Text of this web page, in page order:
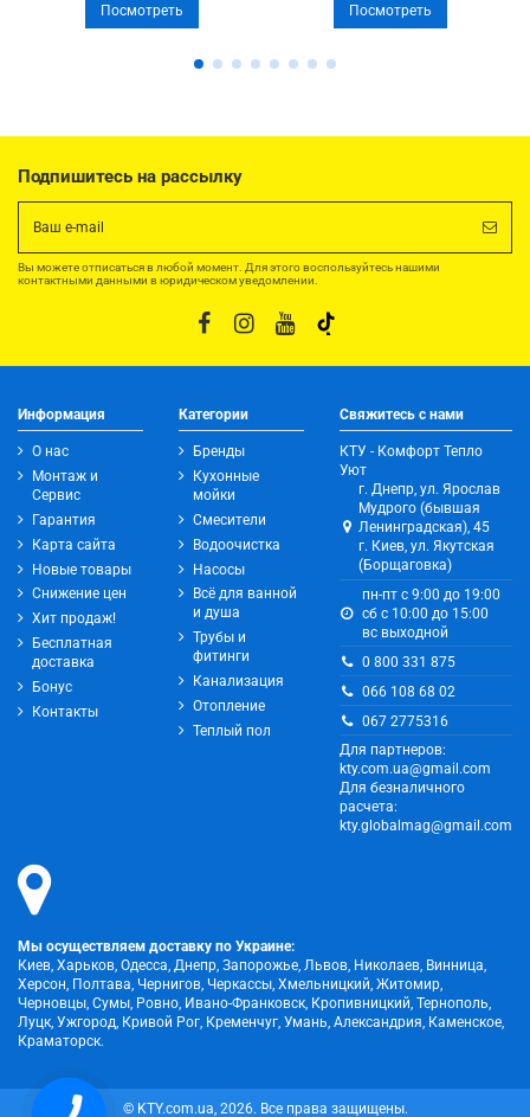
Посмотреть Посмотреть
Подпишитесь на рассылку
Вы можете отписаться в любой момент. Для этого воспользуйтесь нашими
контактными данными в юридическом уведомлении.
Информация
О нас
Монтаж и
Сервис
Гарантия
Карта сайта
Новые товары
Снижение цен
Хит продаж!
Бесплатная
доставка
Бонус
Контакты
Категории
Бренды
Кухонные
мойки
Смесители
Водоочистка
Насосы
Всё для ванной
и душа
Трубы и
фитинги
Канализация
Отопление
Теплый пол
Свяжитесь с нами
КТУ - Комфорт Тепло
Уют
г. Днепр, ул. Ярослав
Мудрого (бывшая
Ленинградская), 45
г. Киев, ул. Якутская
(Борщаговка)
пн-пт с 9:00 до 19:00
сб с 10:00 до 15:00
вс выходной
0 800 331 875
066 108 68 02
067 2775316
Для партнеров:
kty.com.ua@gmail.com
Для безналичного
расчета:
kty.globalmag@gmail.com
Мы осуществляем доставку по Украине:
Киев, Харьков, Одесса, Днепр, Запорожье, Львов, Николаев, Винница,
Херсон, Полтава, Чернигов, Черкассы, Хмельницкий, Житомир,
Черновцы, Сумы, Ровно, Ивано-Франковск, Кропивницкий, Тернополь,
Луцк, Ужгород, Кривой Рог, Кременчуг, Умань, Александрия, Каменское,
Краматорск.
© KTY.com.ua, 2026. Все права защищены.
КНОПКА